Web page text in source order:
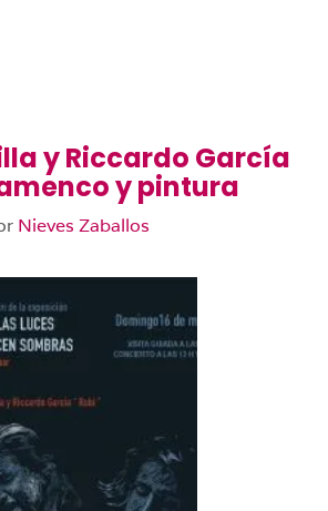
y Riccardo García
y pintura
Nieves Zaballos